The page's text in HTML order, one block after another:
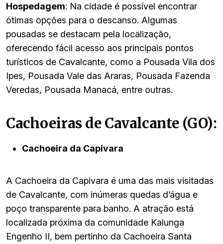
Hospedagem: Na cidade é possível encontrar
ótimas opções para o descanso. Algumas
pousadas se destacam pela localização,
oferecendo fácil acesso aos principais pontos
turísticos de Cavalcante, como a Pousada Vila dos
Ipes, Pousada Vale das Araras, Pousada Fazenda
Veredas, Pousada Manacá, entre outras.
Cachoeiras de Cavalcante (GO):
Cachoeira da Capivara
A Cachoeira da Capivara é uma das mais visitadas
de Cavalcante, com inúmeras quedas d’água e
poço transparente para banho. A atração está
localizada próxima da comunidade Kalunga
Engenho II, bem pertinho da Cachoeira Santa